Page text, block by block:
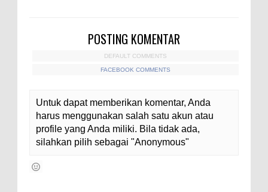
POSTING KOMENTAR
DEFAULT COMMENTS
FACEBOOK COMMENTS
Untuk dapat memberikan komentar, Anda
harus menggunakan salah satu akun atau
profile yang Anda miliki. Bila tidak ada,
silahkan pilih sebagai "Anonymous"